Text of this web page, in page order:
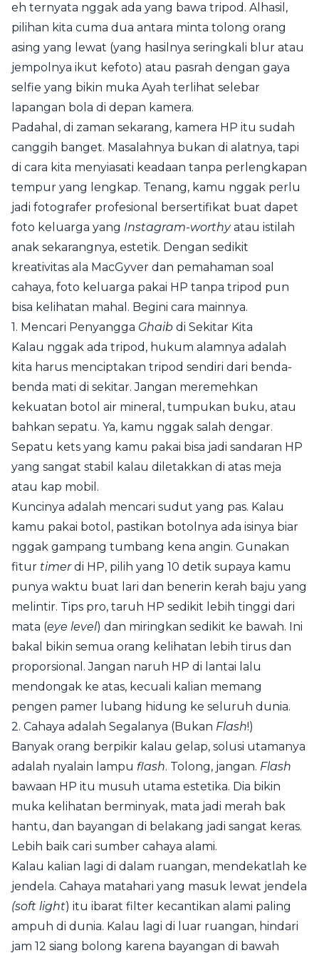
eh ternyata nggak ada yang bawa tripod. Alhasil,
pilihan kita cuma dua antara minta tolong orang
asing yang lewat (yang hasilnya seringkali blur atau
jempolnya ikut kefoto) atau pasrah dengan gaya
selfie yang bikin muka Ayah terlihat selebar
lapangan bola di depan kamera.
Padahal, di zaman sekarang, kamera HP itu sudah
canggih banget. Masalahnya bukan di alatnya, tapi
di cara kita menyiasati keadaan tanpa perlengkapan
tempur yang lengkap. Tenang, kamu nggak perlu
jadi fotografer profesional bersertifikat buat dapet
foto keluarga yang Instagram-worthyatau istilah
anak sekarangnya, estetik. Dengan sedikit
kreativitas ala MacGyver dan pemahaman soal
cahaya, foto keluarga pakai HP tanpa tripod pun
bisa kelihatan mahal. Begini cara mainnya.
1. Mencari Penyangga Ghaib di Sekitar Kita
Kalau nggak ada tripod, hukum alamnya adalah
kita harus menciptakan tripod sendiri dari benda-
benda mati di sekitar. Jangan meremehkan
kekuatan botol air mineral, tumpukan buku, atau
bahkan sepatu. Ya, kamu nggak salah dengar.
Sepatu kets yang kamu pakai bisa jadi sandaran HP
yang sangat stabil kalau diletakkan di atas meja
atau kap mobil.
Kuncinya adalah mencari sudut yang pas. Kalau
kamu pakai botol, pastikan botolnya ada isinya biar
nggak gampang tumbang kena angin. Gunakan
fitur timerdi HP, pilih yang 10 detik supaya kamu
punya waktu buat lari dan benerin kerah baju yang
melintir. Tips pro, taruh HP sedikit lebih tinggi dari
mata (eye level) dan miringkan sedikit ke bawah. Ini
bakal bikin semua orang kelihatan lebih tirus dan
proporsional. Jangan naruh HP di lantai lalu
mendongak ke atas, kecuali kalian memang
pengen pamer lubang hidung ke seluruh dunia.
2. Cahaya adalah Segalanya (Bukan Flash!)
Banyak orang berpikir kalau gelap, solusi utamanya
adalah nyalain lampu flash. Tolong, jangan. Flash
bawaan HP itu musuh utama estetika. Dia bikin
muka kelihatan berminyak, mata jadi merah bak
hantu, dan bayangan di belakang jadi sangat keras.
Lebih baik cari sumber cahaya alami.
Kalau kalian lagi di dalam ruangan, mendekatlah ke
jendela. Cahaya matahari yang masuk lewat jendela
(soft light) itu ibarat filter kecantikan alami paling
ampuh di dunia. Kalau lagi di luar ruangan, hindari
jam 12 siang bolong karena bayangan di bawah